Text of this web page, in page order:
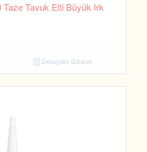
Tavuk Etli Büyük Irk
Detayları Göster